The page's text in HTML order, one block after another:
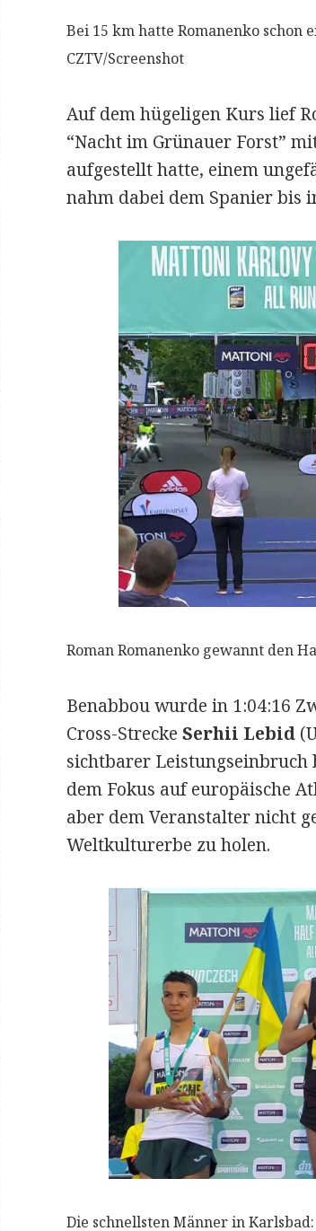
Bei 15 km hatte Romanenko schon
CZTV/Screenshot
Auf dem hügeligen Kurs lief
“Nacht im Grünauer Forst”
aufgestellt hatte, einem
nahm dabei dem Spanier bis
Roman Romanenko gewannt den
Benabbou wurde in 1:04:16
Cross-StreckeSerhii Lebid
sichtbarer
dem Fokus auf europäische
aber dem Veranstalter nicht
Weltkulturerbe zu holen.
Die schnellsten Männer in